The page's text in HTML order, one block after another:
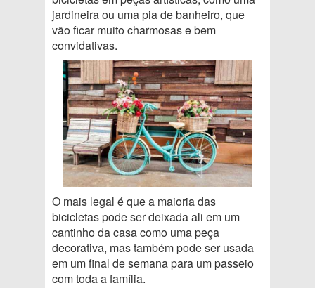
jardineira ou uma pia de banheiro, que
vão ficar muito charmosas e bem
convidativas.
O mais legal é que a maioria das
bicicletas pode ser deixada ali em um
cantinho da casa como uma peça
decorativa, mas também pode ser usada
em um final de semana para um passeio
com toda a família.